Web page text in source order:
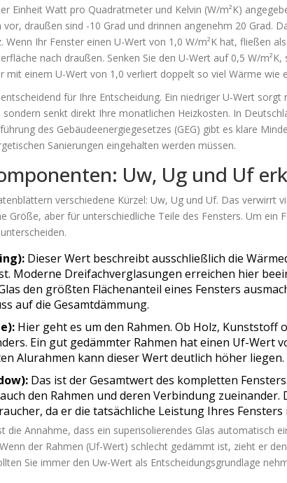
Einheit Watt pro Quadratmeter und Kelvin (W/m²K)
vor, draußen sind -10 Grad und drinnen angenehm 20 Grad.
Wenn Ihr Fenster einen U-Wert von 1,0 W/m²K hat, fließen
nach draußen. Senken Sie den U-Wert auf 0,5 W/
mit einem U-Wert von 1,0 verliert doppelt so viel Wärme wie
für Ihre Entscheidung. Ein niedriger U-Wert sorgt
senkt direkt Ihre monatlichen Heizkosten. In
des Gebäudeenergiegesetzes (GEG) gibt es klare
Sanierungen eingehalten werden müssen.
Uw, Ug und Uf
verschiedene Kürzel: Uw, Ug und Uf. Das verwirrt
Größe, aber für unterschiedliche Teile des Fensters. Um ein
Dieser Wert beschreibt ausschließlich die
Moderne Dreifachverglasungen erreichen hier
den größten Flächenanteil eines Fensters
auf die Gesamtdämmung.
Hier geht es um den Rahmen. Ob Holz, Kunststoff
Ein gut gedämmter Rahmen hat einen Uf-Wert
Alurahmen kann dieser Wert deutlich höher liegen.
Das ist der Gesamtwert des kompletten
den Rahmen und deren Verbindung
da er die tatsächliche Leistung Ihres
die Annahme, dass ein superisolierendes Glas automatisch
der Rahmen (Uf-Wert) schlecht gedämmt ist, zieht er
Sie immer den Uw-Wert als Entscheidungsgrundlage